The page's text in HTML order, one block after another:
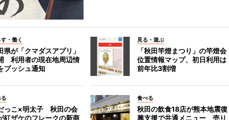
・働く
県が「クマダスアプリ」
利用者の現在地周辺情
プッシュ通知
見る・遊ぶ
「秋田竿燈まつり」の竿燈会
位置情報マップ、初日利用は
前年比3割増
っこ×明太子 秋田の会
紅ザケのフレークの新商
食べる
秋田の飲食18店が熊本地震復
興支援で共通メニュー 売り